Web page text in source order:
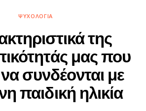
ΨΥΧΟΛΟΓΊΑ
της
μας που
συνδέονται με
παιδική ηλικία